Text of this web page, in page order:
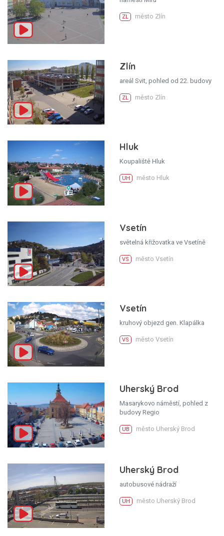
ZL město Zlín
Zlín
areál Svit, pohled od 22. budovy
ZL město Zlín
Hluk
Koupaliště Hluk
UH město Hluk
Vsetín
světelná křižovatka ve Vsetíně
VS město Vsetín
Vsetín
kruhový objezd gen. Klapálka
VS město Vsetín
Uherský Brod
Masarykovo náměstí, pohled z
budovy Regio
UB město Uherský Brod
Uherský Brod
autobusové nádraží
UH město Uherský Brod